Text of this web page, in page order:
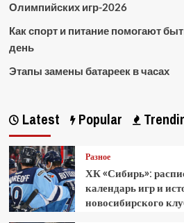
Олимпийских игр-2026
Как спорт и питание помогают
день
Этапы замены батареек в часах
Latest Popular
Разное
ХК «Сибирь»:
календарь игр и
новосибирского